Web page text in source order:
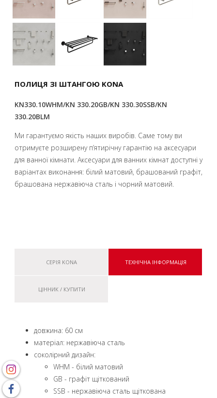
ПОЛИЦЯ ЗІ ШТАНГОЮ KONA
KN330.10WHM/KN 330.20GB/KN 330.30SSB/KN
330.20BLM
Ми гарантуємо якість наших виробів. Саме тому ви
отримуєте розширену п’ятирічну гарантію на аксесуари
для ванної кімнати. Аксесуари для ванних кімнат доступні у
варіантах виконання: білий матовий, брашований графіт,
брашована нержавіюча сталь і чорний матовий.
СЕРІЯ KONA ТЕХНІЧНА ІНФОРМАЦІЯ
ЦІННИК / КУПИТИ
довжина: 60 см
матеріал: нержавіюча сталь
coколірний дизайн:
WHM - білий матовий
GB - графіт щіткований
SSB - нержавіюча сталь щіткована